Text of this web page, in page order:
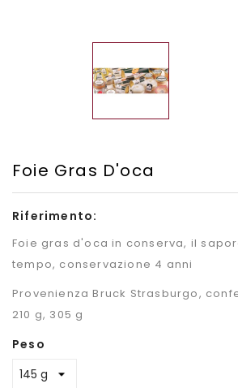
Foie Gras D'oca
Riferimento:
Foie gras d'oca in conserva, il
tempo, conservazione 4 anni
Provenienza Bruck Strasburgo,
210 g, 305 g
Peso